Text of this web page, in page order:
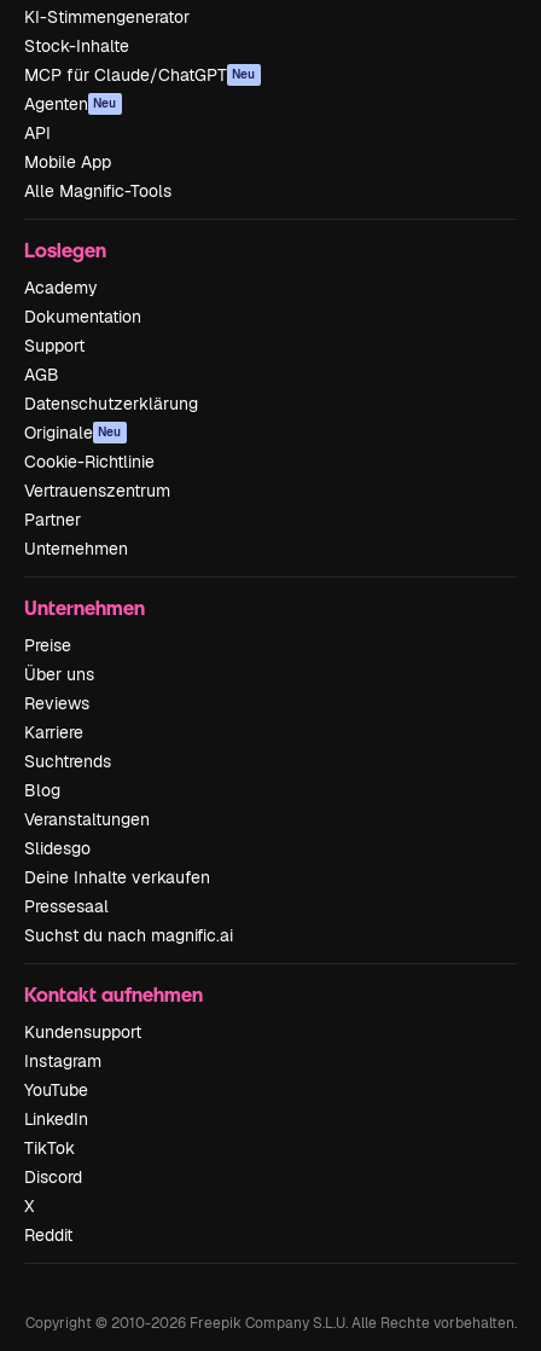
KI-Stimmengenerator
Stock-Inhalte
MCP für Claude/ChatGPT Neu
Agenten Neu
API
Mobile App
Alle Magnific-Tools
Loslegen
Academy
Dokumentation
Support
AGB
Datenschutzerklärung
Originale Neu
Cookie-Richtlinie
Vertrauenszentrum
Partner
Unternehmen
Unternehmen
Preise
Über uns
Reviews
Karriere
Suchtrends
Blog
Veranstaltungen
Slidesgo
Deine Inhalte verkaufen
Pressesaal
Suchst du nach magnific.ai
Kontakt aufnehmen
Kundensupport
Instagram
YouTube
LinkedIn
TikTok
Discord
X
Reddit
Copyright © 2010-2026Freepik Company S.L.U. Alle Rechte vorbehalten.